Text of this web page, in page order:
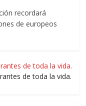
recordará
de europeos
de toda la vida.